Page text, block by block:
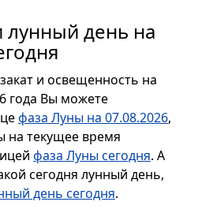
день на
и освещенность на
года Вы можете
фаза Луны на 07.08.2026,
на текущее время
фаза Луны сегодня. А
сегодня лунный день,
день сегодня.